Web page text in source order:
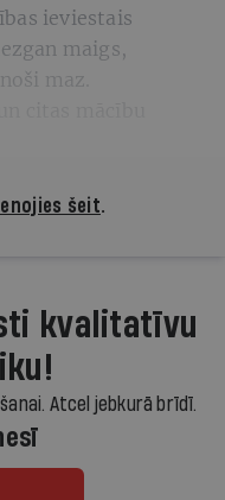
ieviestais
maigs,
maz.
šeit.
kvalitatīvu
Atcel jebkurā brīdī.